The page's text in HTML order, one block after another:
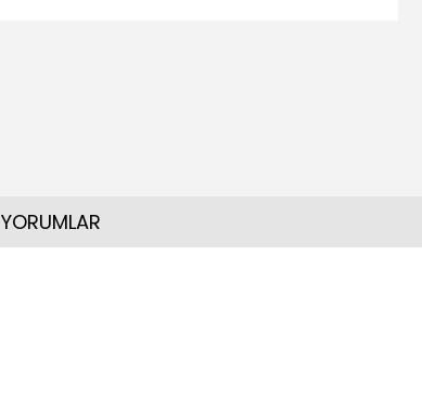
YORUMLAR